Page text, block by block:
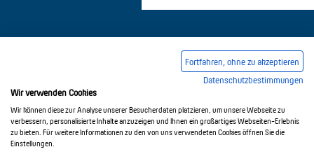
Condiciones comerciales generales
Política de privacidad
Fortfahren, ohne zu akzeptieren
Datenschutzbestimmungen
Wir verwenden Cookies
Wir können diese zur Analyse unserer Besucherdaten platzieren, um unsere Webseite zu
verbessern, personalisierte Inhalte anzuzeigen und Ihnen ein großartiges Webseiten-Erlebnis
zu bieten. Für weitere Informationen zu den von uns verwendeten Cookies öffnen Sie die
Einstellungen.